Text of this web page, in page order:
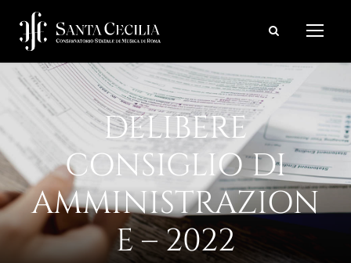
DELIBERE
CONSIGLIO DI
AMMINISTRAZION
E – 2022